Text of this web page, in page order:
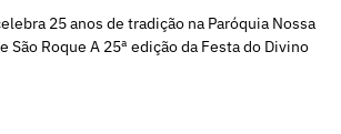
25 anos de tradição na Paróquia Nossa
São Roque A 25ª edição da Festa do Divino